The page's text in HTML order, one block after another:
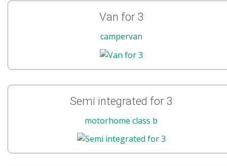
Van for 3
campervan
Semi integrated for 3
motorhome class b